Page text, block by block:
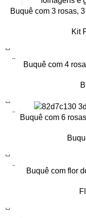
Buquê com 3 rosas,
Kit
Buquê com 4
Buquê com 6
Buquê com flor